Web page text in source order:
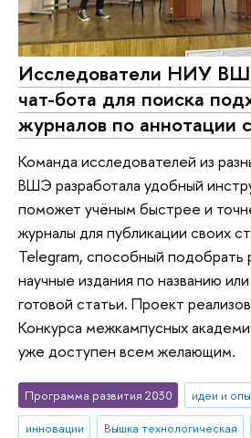
Исследователи НИУ
чат-бота для поиска
журналов по аннотации
Команда исследователей из
ВШЭ разработала удобный
поможет учёным быстрее и
журналы для публикации своих
Telegram, способный подобрать
научные издания по названию
готовой статьи. Проект
Конкурса межкампусных
уже доступен всем желающим.
Программа развития 2030 идеи и
инновации
Вышка технологическая